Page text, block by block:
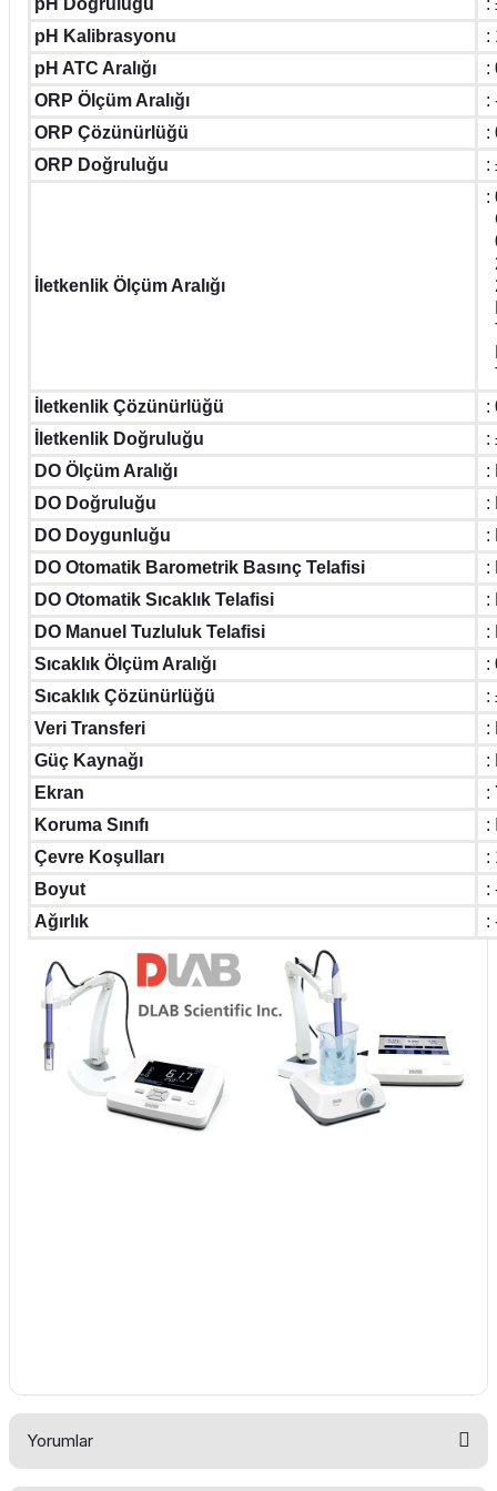
pH Doğruluğu :
pH Kalibrasyonu
:
pH ATC Aralığı
:
ORP Ölçüm Aralığı
:
ORP Çözünürlüğü
:
ORP Doğruluğu
:
İletkenlik Ölçüm Aralığı
:
İletkenlik Çözünürlüğü
:
İletkenlik Doğruluğu
:
DO Ölçüm Aralığı
:
DO Doğruluğu
:
DO Doygunluğu
:
DO Otomatik Barometrik Basınç Telafisi
:
DO Otomatik Sıcaklık Telafisi
:
DO Manuel Tuzluluk Telafisi
:
Sıcaklık Ölçüm Aralığı
:
Sıcaklık Çözünürlüğü
:
Veri Transferi
:
Güç Kaynağı
:
Ekran
:
Koruma Sınıfı
:
Çevre Koşulları
:
Boyut
:
Ağırlık
:
Yorumlar